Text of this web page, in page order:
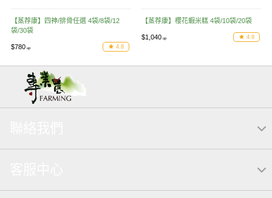
【蒸荐康】四神/排骨任選 4袋/8袋/12
袋/30袋
$780 4.8
【蒸荐康】櫻花蝦米糕 4袋/10袋/20袋
$1,040 4.9